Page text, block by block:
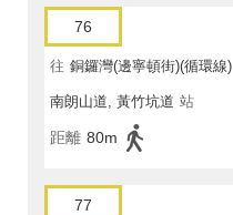
76
往 銅鑼灣(邊寧頓街)(循環線)
南朗山道, 黃竹坑道 站
距離 80m
77